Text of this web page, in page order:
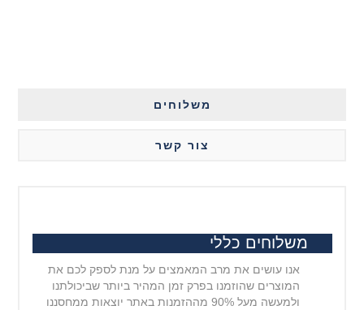
משלוחים
צור קשר
משלוחים כללי
אנו עושים את מרב המאמצים על מנת לספק לכם את
המוצרים שהוזמנו בפרק זמן המהיר ביותר שביכולתנו
ולמעשה מעל 90% מההזמנות באתר יוצאות ממחסננו